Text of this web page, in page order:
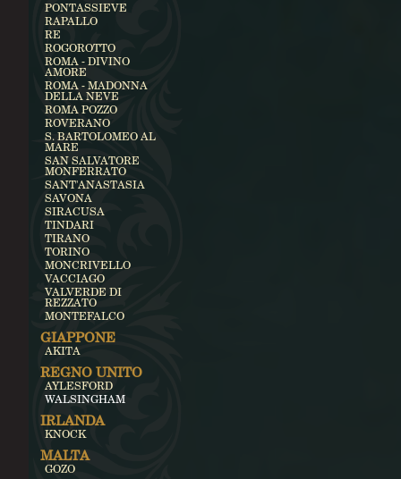
PONTASSIEVE
RAPALLO
RE
ROGOROTTO
ROMA - DIVINO
AMORE
ROMA - MADONNA
DELLA NEVE
ROMA POZZO
ROVERANO
S. BARTOLOMEO AL
MARE
SAN SALVATORE
MONFERRATO
SANT'ANASTASIA
SAVONA
SIRACUSA
TINDARI
TIRANO
TORINO
MONCRIVELLO
VACCIAGO
VALVERDE DI
REZZATO
MONTEFALCO
GIAPPONE
AKITA
REGNO UNITO
AYLESFORD
WALSINGHAM
IRLANDA
KNOCK
MALTA
GOZO